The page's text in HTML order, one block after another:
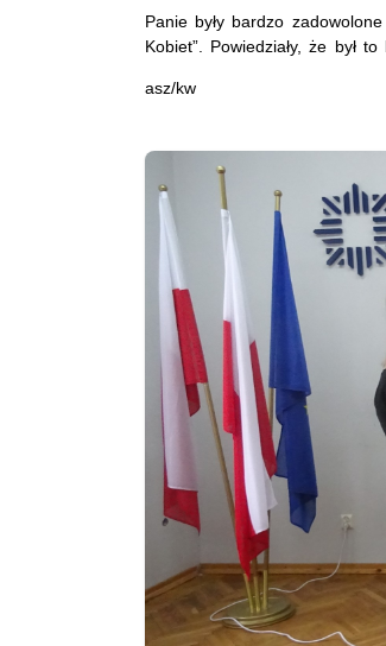
Panie były bardzo
Kobiet”. Powiedziały, że był
asz/kw